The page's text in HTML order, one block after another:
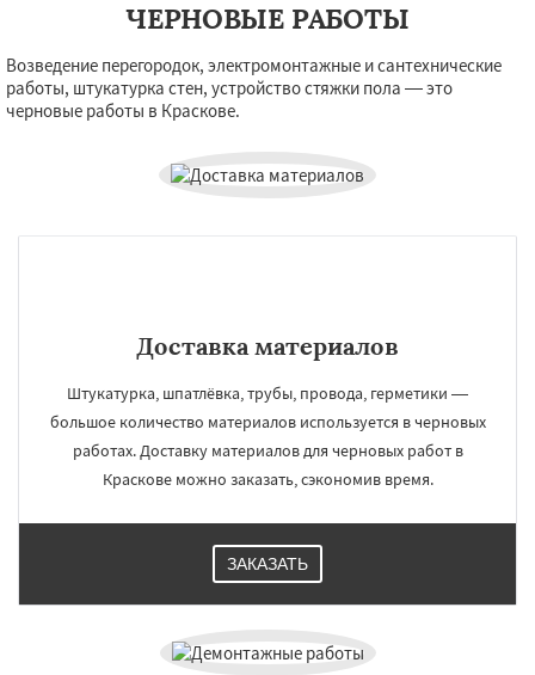
Работаем по
×
ЧЕРНОВЫЕ РАБОТЫ
Возведение перегородок, электромонтажные и сантехнические
работы, штукатурка стен, устройство стяжки пола — это
черновые работы в Краскове.
Доставка материалов
Штукатурка, шпатлёвка, трубы, провода, герметики —
большое количество материалов используется в черновых
работах. Доставку материалов для черновых работ в
Краскове можно заказать, сэкономив время.
ЗАКАЗАТЬ
УЗНАТЬ ПОДРОБНЕЕ